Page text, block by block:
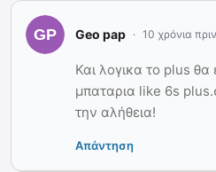
Geo pap 10 χρόνια πριν
Και λογικα το plus θα
μπαταρια like 6s
την αλήθεια!
Απάντηση